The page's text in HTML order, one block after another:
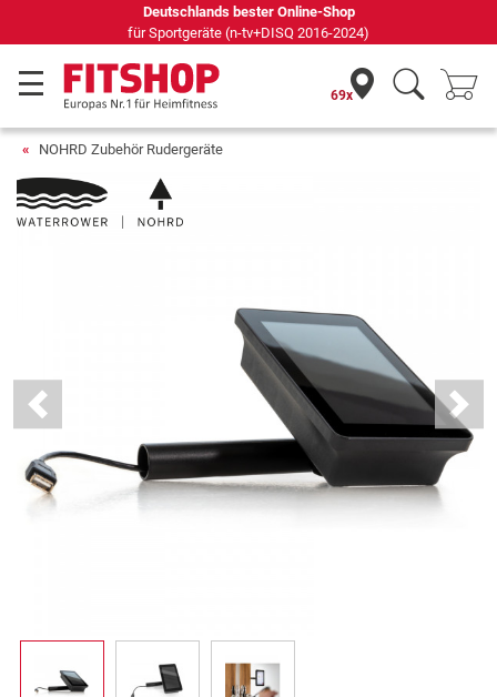
Deutschlands bester Online-Shop
für Sportgeräte (n-tv+DISQ 2016-2024)
69x
NOHRD Zubehör Rudergeräte
Previous Next